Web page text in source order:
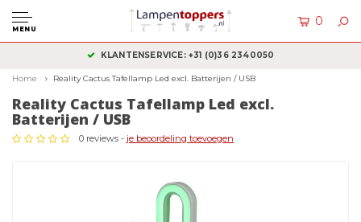
MENU
0
KLANTENSERVICE: +31 (0)36 2340050
Home Reality Cactus Tafellamp Led excl. Batterijen / USB
Reality Cactus Tafellamp Led excl.
Batterijen / USB
0 reviews - je beoordeling toevoegen